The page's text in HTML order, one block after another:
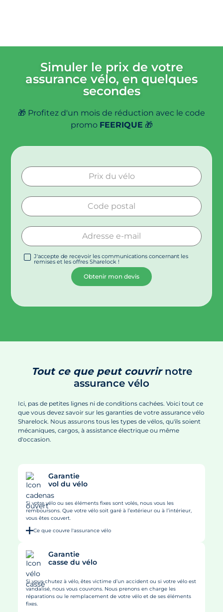
Simuler le prix de votre
assurance vélo, en quelques
secondes
🎁 Profitez d'un mois de réduction avec le code
promo FEERIQUE 🎁
J'accepte de recevoir les communications concernant les
remises et les offres Sharelock !
Tout ce que peut couvrirnotre
assurance vélo
Ici, pas de petites lignes ni de conditions cachées. Voici tout ce
que vous devez savoir sur les garanties de votre assurance vélo
Sharelock. Nous assurons tous les types de vélos, qu'ils soient
mécaniques, cargos, à assistance électrique ou même
d'occasion.
Garantie
vol du vélo
Si votre vélo ou ses éléments fixes sont volés, nous vous les
remboursons. Que votre vélo soit garé à l’extérieur ou à l’intérieur,
vous êtes couvert.
Ce que couvre l'assurance vélo
Garantie
casse du vélo
Si vous chutez à vélo, êtes victime d’un accident ou si votre vélo est
vandalisé, nous vous couvrons. Nous prenons en charge les
réparations ou le remplacement de votre vélo et de ses éléments
fixes.